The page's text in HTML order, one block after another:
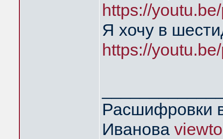
https://
Я хочу в
https://
Расшифровки
Иванова